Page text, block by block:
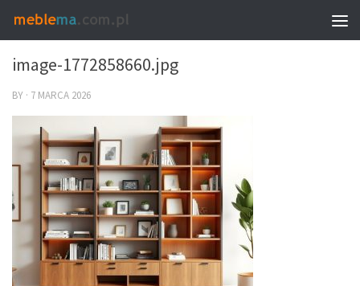
0
image-1772858660.jpg
BY · 7 MARCA 2026